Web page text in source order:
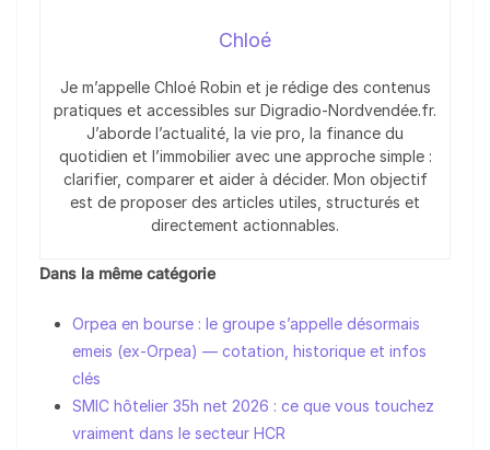
Chloé
Je m’appelle Chloé Robin et je rédige des contenus
pratiques et accessibles sur Digradio-Nordvendée.fr.
J’aborde l’actualité, la vie pro, la finance du
quotidien et l’immobilier avec une approche simple :
clarifier, comparer et aider à décider. Mon objectif
est de proposer des articles utiles, structurés et
directement actionnables.
Dans la même catégorie
Orpea en bourse : le groupe s’appelle désormais
emeis (ex-Orpea) — cotation, historique et infos
clés
SMIC hôtelier 35h net 2026 : ce que vous touchez
vraiment dans le secteur HCR